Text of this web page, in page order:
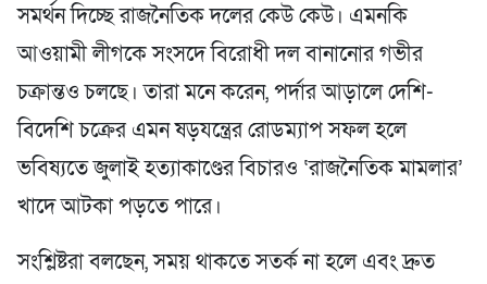
সমর্থন দিচ্ছে রাজনৈতিক দলের কেউ কেউ। এমনকি
আওয়ামী লীগকে সংসদে বিরোধী দল বানানোর গভীর
চক্রান্তও চলছে। তারা মনে করেন, পর্দার আড়ালে দেশি-
বিদেশি চক্রের এমন ষড়যন্ত্রের রোডম্যাপ সফল হলে
ভবিষ্যতে জুলাই হত্যাকাণ্ডের বিচারও ‘রাজনৈতিক মামলার’
খাদে আটকা পড়তে পারে।
সংশ্লিষ্টরা বলছেন, সময় থাকতে সতর্ক না হলে এবং দ্রুত